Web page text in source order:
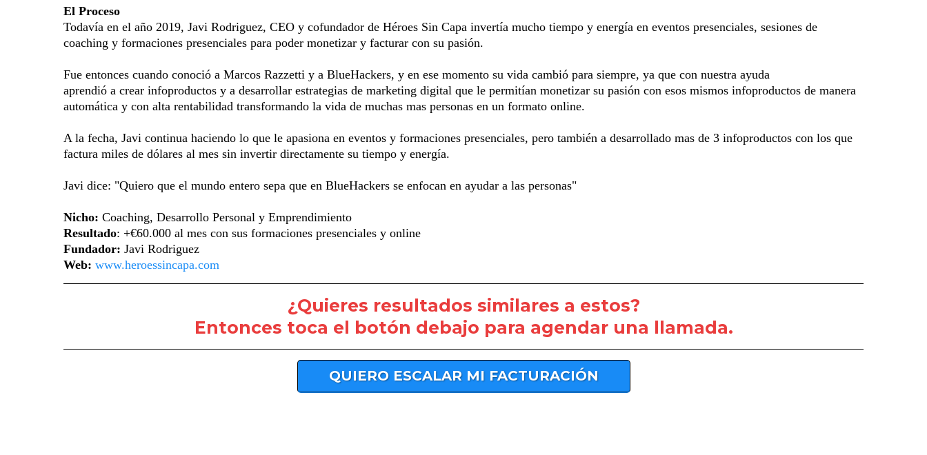
El Proceso
Todavía en el año 2019, Javi Rodriguez, CEO y cofundador de Héroes Sin Capa invertía mucho tiempo y energía en eventos presenciales, sesiones de
coaching y formaciones presenciales para poder monetizar y facturar con su pasión.
Fue entonces cuando conoció a Marcos Razzetti y a BlueHackers, y en ese momento su vida cambió para siempre, ya que con nuestra ayuda
aprendió a crear infoproductos y a desarrollar estrategias de marketing digital que le permitían monetizar su pasión con esos mismos infoproductos de manera
automática y con alta rentabilidad transformando la vida de muchas mas personas en un formato online.
A la fecha, Javi continua haciendo lo que le apasiona en eventos y formaciones presenciales, pero también a desarrollado mas de 3 infoproductos con los que
factura miles de dólares al mes sin invertir directamente su tiempo y energía.
Javi dice: "Quiero que el mundo entero sepa que en BlueHackers se enfocan en ayudar a las personas"
Nicho: Coaching, Desarrollo Personal y Emprendimiento
Resultado: +€60.000 al mes con sus formaciones presenciales y online
Fundador: Javi Rodriguez
Web: www.heroessincapa.com
¿Quieres resultados similares a estos?
Entonces toca el botón debajo para agendar una llamada.
QUIERO ESCALAR MI FACTURACIÓN